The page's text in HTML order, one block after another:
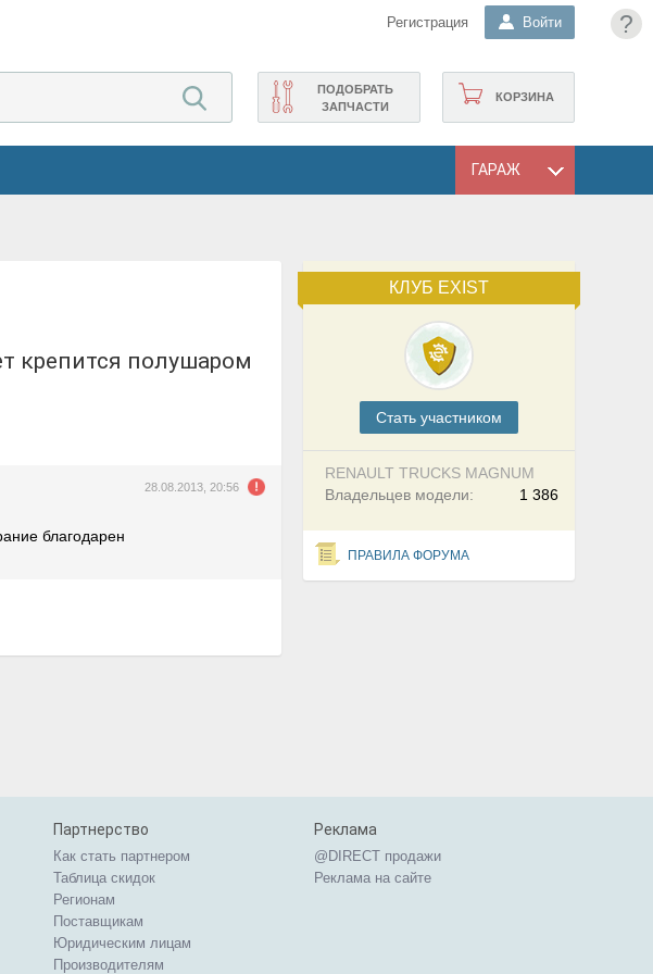
?
Регистрация Войти
КОРЗИНА
ПОДОБРАТЬ
ЗАПЧАСТИ
ГАРАЖ
КЛУБ EXIST
Cтать участником
RENAULT TRUCKS MAGNUM
1 386
Владельцев модели:
ПРАВИЛА ФОРУМА
28.08.2013, 20:56
благодарен
Партнерство
Как стать партнером
Таблица скидок
Регионам
Поставщикам
Юридическим лицам
Производителям
Реклама
@DIRECT продажи
Реклама на сайте